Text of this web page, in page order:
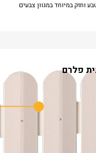
וחזק במיוחד במגוון צבעים
פלרם